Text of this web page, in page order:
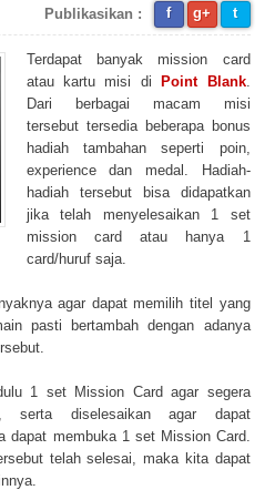
f g+ t
Publikasikan :
Terdapat banyak mission card
atau kartu misi di
Point Blank.
Dari berbagai macam misi
tersebut tersedia beberapa bonus
hadiah tambahan seperti poin,
experience dan medal. Hadiah-
hadiah tersebut bisa didapatkan
jika telah menyelesaikan 1 set
mission card atau hanya 1
card/huruf saja.
agar dapat memilih titel yang
pasti bertambah dengan adanya
1 set Mission Card agar segera
serta diselesaikan agar dapat
dapat membuka 1 set Mission Card.
telah selesai, maka kita dapat